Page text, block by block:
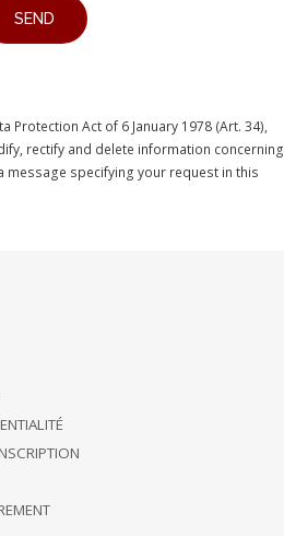
Protection Act of 6 January 1978 (Art. 34),
rectify and delete information concerning
message specifying your request in this